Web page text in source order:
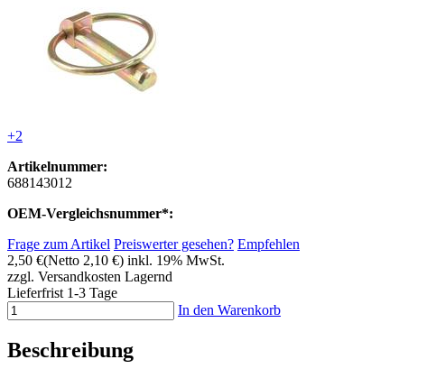
+2
Artikelnummer:
688143012
OEM-Vergleichsnummer*:
Frage zum Artikel Preiswerter gesehen? Empfehlen
2,50 €(Netto 2,10 €) inkl. 19% MwSt.
zzgl. Versandkosten Lagernd
Lieferfrist 1-3 Tage
In den Warenkorb
Beschreibung